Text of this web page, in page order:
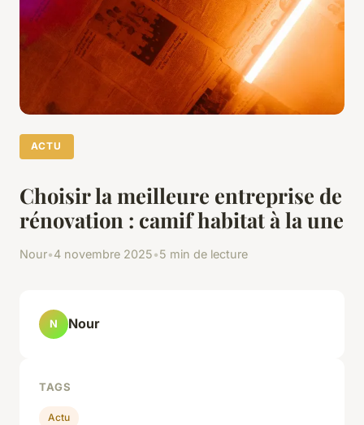
ACTU
Choisir la meilleure entreprise de
rénovation : camif habitat à la une
Nour•4 novembre 2025•5 min de lecture
N Nour
TAGS
Actu